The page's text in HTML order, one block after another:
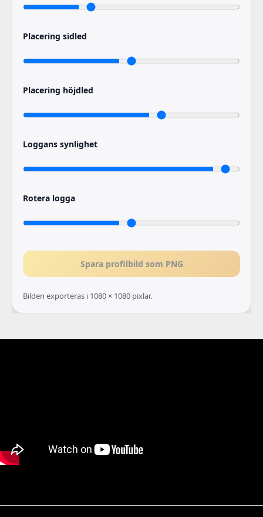
Placering sidled
Placering höjdled
Loggans synlighet
Rotera logga
Spara profilbild som PNG
Bilden exporteras i 1080 × 1080 pixlar.